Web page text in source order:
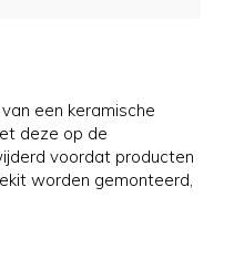
een keramische
deze op de
voordat producten
worden gemonteerd,